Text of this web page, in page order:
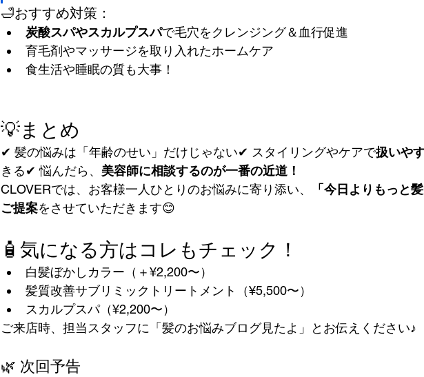
🛁おすすめ対策：
炭酸スパやスカルプスパで毛穴をクレンジング＆血行促進
育毛剤やマッサージを取り入れたホームケア
食生活や睡眠の質も大事！
💡まとめ
✔ 髪の悩みは「年齢のせい」だけじゃない✔ スタイリングやケアで扱いや
きる✔ 悩んだら、 美容師に相談するのが一番の近道！
CLOVERでは、お客様一人ひとりのお悩みに寄り添い、
「今日よりもっと
ご提案をさせていただきます😊
🧴気になる方はコレもチェック！
白髪ぼかしカラー（＋¥2,200〜）
髪質改善サブリミックトリートメント（¥5,500〜）
スカルプスパ（¥2,200〜）
ご来店時、担当スタッフに「髪のお悩みブログ見たよ」とお伝えください♪
🌿 次回予告